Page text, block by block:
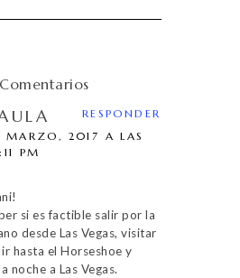
MARZO, 2017 A LAS
PM
si es factible salir por la
desde Las Vegas, visitar
hasta el Horseshoe y
noche a Las Vegas.
RESPONDER